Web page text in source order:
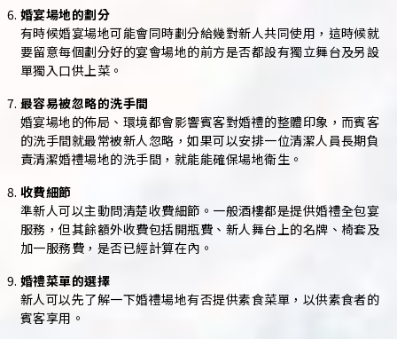
婚宴場地的劃分
有時候婚宴場地可能會同時劃分給幾對新人共同使用，這時候就
要留意每個劃分好的宴會場地的前方是否都設有獨立舞台及另設
單獨入口供上菜。
最容易被忽略的洗手間
婚宴場地的佈局、環境都會影響賓客對婚禮的整體印象，而賓客
的洗手間就最常被新人忽略，如果可以安排一位清潔人員長期負
責清潔婚禮場地的洗手間，就能能確保場地衛生。
收費細節
準新人可以主動問清楚收費細節。一般酒樓都是提供婚禮全包宴
服務，但其餘額外收費包括開瓶費、新人舞台上的名牌、椅套及
加一服務費，是否已經計算在內。
婚禮菜單的選擇
新人可以先了解一下婚禮場地有否提供素食菜單，以供素食者的
賓客享用。